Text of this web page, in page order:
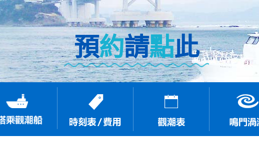
預約請點此